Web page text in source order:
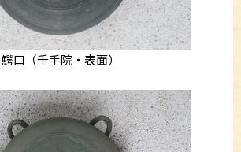
鰐口（千手院・表面）